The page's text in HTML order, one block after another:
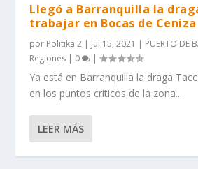
Llegó a Barranquilla la
trabajar en Bocas de Ceniza
por Politika 2 | Jul 15, 2021 | PUERTO DE
Regiones | 0 |
Ya está en Barranquilla la draga
en los puntos críticos de la zona...
LEER MÁS